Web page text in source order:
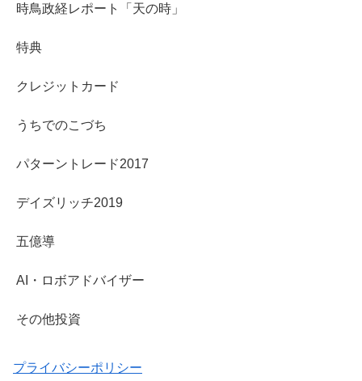
時鳥政経レポート「天の時」
特典
クレジットカード
うちでのこづち
パターントレード2017
デイズリッチ2019
五億導
AI・ロボアドバイザー
その他投資
プライバシーポリシー